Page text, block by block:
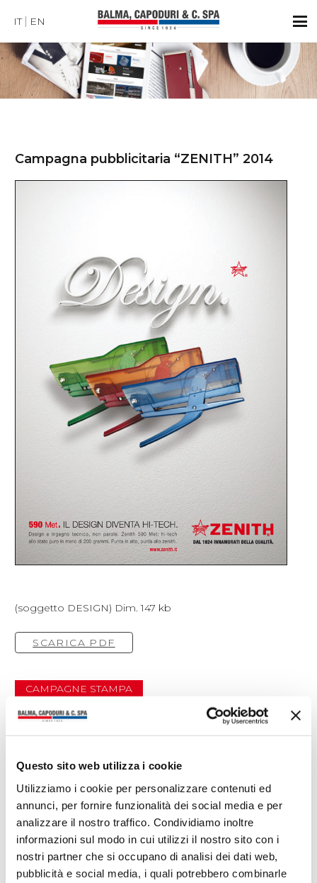
Questo sito web utilizza i cookie
Utilizziamo i cookie per personalizzare contenuti ed
annunci, per fornire funzionalità dei social media e per
analizzare il nostro traffico. Condividiamo inoltre
informazioni sul modo in cui utilizzi il nostro sito con i
nostri partner che si occupano di analisi dei dati web,
pubblicità e social media, i quali potrebbero combinarle
IT EN
Campagna pubblicitaria “ZENITH” 2014
(soggetto DESIGN) Dim. 147 kb
SCARICA PDF
CAMPAGNE STAMPA
Ti potrebbero interessare anche